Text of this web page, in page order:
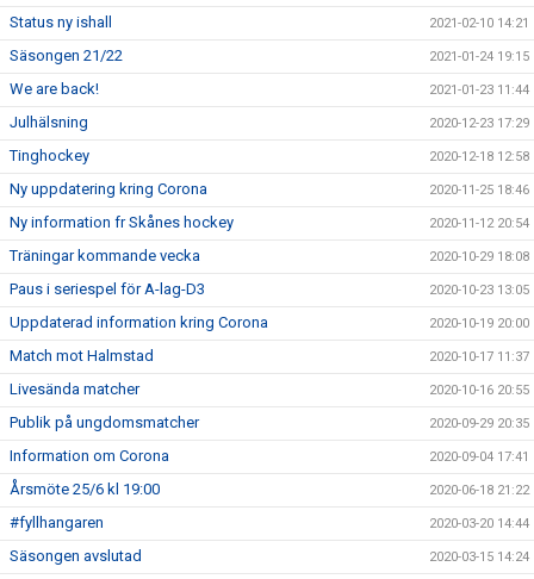
Status ny ishall 2021-02-10 14:21
Säsongen 21/22 2021-01-24 19:15
We are back! 2021-01-23 11:44
Julhälsning 2020-12-23 17:29
Tinghockey 2020-12-18 12:58
Ny uppdatering kring Corona 2020-11-25 18:46
Ny information fr Skånes hockey 2020-11-12 20:54
Träningar kommande vecka 2020-10-29 18:08
Paus i seriespel för A-lag-D3 2020-10-23 13:05
Uppdaterad information kring Corona 2020-10-19 20:00
Match mot Halmstad 2020-10-17 11:37
Livesända matcher 2020-10-16 20:55
Publik på ungdomsmatcher 2020-09-29 20:35
Information om Corona 2020-09-04 17:41
Årsmöte 25/6 kl 19:00 2020-06-18 21:22
#fyllhangaren 2020-03-20 14:44
Säsongen avslutad 2020-03-15 14:24